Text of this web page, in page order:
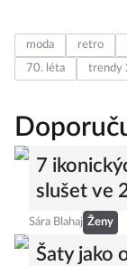
moda retro
70. léta
trendy
7
slušet ve
Sára Blahaj Ženy
Šaty jako